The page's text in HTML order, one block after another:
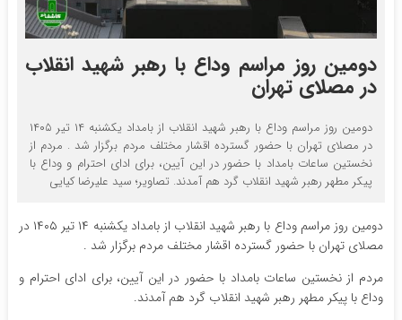
دومین روز مراسم وداع با رهبر شهید انقلاب
در مصلای تهران
دومین روز مراسم وداع با رهبر شهید انقلاب از بامداد یکشنبه ۱۴ تیر ۱۴۰۵
در مصلای تهران با حضور گسترده اقشار مختلف مردم برگزار‌ شد . مردم از
نخستین ساعات بامداد با حضور در این آیین، برای ادای احترام و وداع با
پیکر مطهر رهبر شهید انقلاب گرد هم آمدند. تصاویر؛ سید علیرضا کیایی
دومین روز مراسم وداع با رهبر شهید انقلاب از بامداد یکشنبه ۱۴ تیر ۱۴۰۵ در
مصلای تهران با حضور گسترده اقشار مختلف مردم برگزار‌ شد .
مردم از نخستین ساعات بامداد با حضور در این آیین، برای ادای احترام و
وداع با پیکر مطهر رهبر شهید انقلاب گرد هم آمدند.